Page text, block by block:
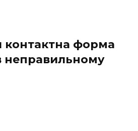
форма
неправильному